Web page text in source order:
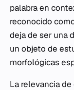
palabra en
reconocido
deja de ser una
un objeto de
morfológicas
La relevancia